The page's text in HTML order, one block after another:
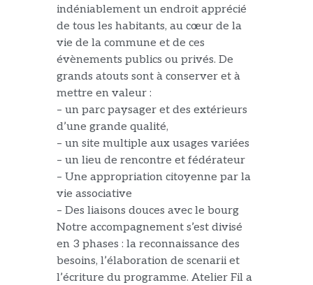
indéniablement un endroit apprécié
de tous les habitants, au cœur de la
vie de la commune et de ces
évènements publics ou privés. De
grands atouts sont à conserver et à
mettre en valeur :
– un parc paysager et des extérieurs
d’une grande qualité,
– un site multiple aux usages variées
– un lieu de rencontre et fédérateur
– Une appropriation citoyenne par la
vie associative
– Des liaisons douces avec le bourg
Notre accompagnement s’est divisé
en 3 phases : la reconnaissance des
besoins, l’élaboration de scenarii et
l’écriture du programme. Atelier Fil a